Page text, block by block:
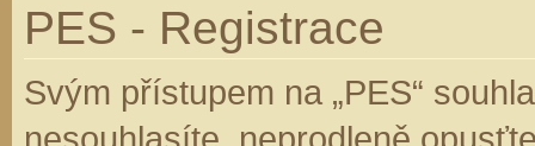
PES - Registrace
Svým přístupem na „PES“
nesouhlasíte, neprodleně